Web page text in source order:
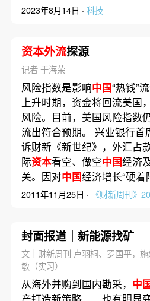
2023年8月14日 · 科技
资本外流探源
记者 于海荣
风险指数是影响中国“热钱”
上升时期，资金将回流美国，
风险。目前，美国风险指数
流出符合预期。 兴业银行首
诉财新《新世纪》，外汇占
际资本看空、做空中国经济
关。因对中国经济增长“硬
2011年11月25日 · 《财新周刊》
封面报道｜新能源找矿
文｜财新周刊 卢羽桐、罗国平，
敏（实习）
从海外并购到国内勘采， 中